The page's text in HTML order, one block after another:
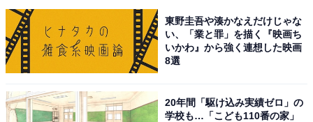
東野圭吾や湊かなえだけじゃな
い、「業と罪」を描く『映画ち
いかわ』から強く連想した映画
8選
20年間「駆け込み実績ゼロ」の
学校も…「こども110番の家」